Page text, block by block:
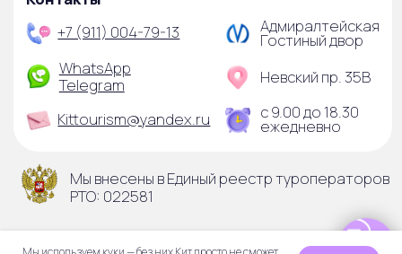
© 2025 ООО «Виктория-тур»